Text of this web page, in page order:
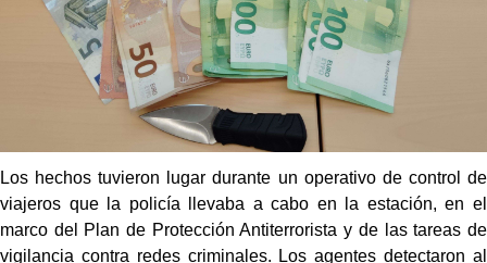
Los hechos tuvieron lugar durante un operativo de control de
viajeros que la policía llevaba a cabo en la estación, en el
marco del Plan de Protección Antiterrorista y de las tareas de
vigilancia contra redes criminales. Los agentes detectaron al